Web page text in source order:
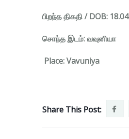
பிறந்த திகதி / DOB:
சொந்த இடம்: வவுனியா
Place: Vavuniya
Share This Post: